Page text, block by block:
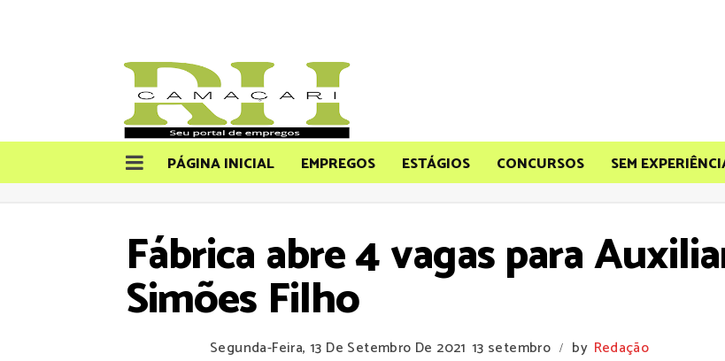
PÁGINA INICIAL EMPREGOS ESTÁGIOS CONCURSOS SEM
Fábrica abre 4 vagas para
Simões Filho
Segunda-Feira, 13 De Setembro De 2021 13 setembro / by Redação